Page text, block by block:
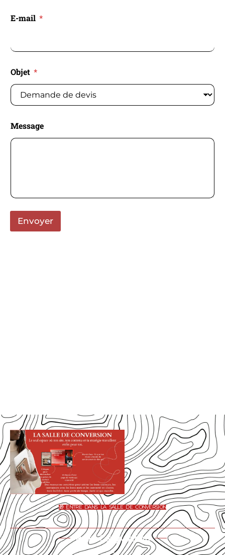
E-mail *
Objet *
Message
Envoyer
🎁 ENTRE DANS LA SALLE DE CONVERSION
Rolly Copywriting